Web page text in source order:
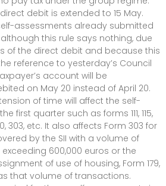
debit is extended to 15 May.
assessments already submitted
this rule says nothing, due
of the direct debit and because this
reference to yesterday’s Council
account will be
on May 20 instead of April 20.
of time will affect the self-
first quarter such as forms 111, 115,
210, 303, etc. It also affects Form 303 for
by the SII with a volume of
600,000 euros or the
of use of housing, Form 179,
that volume of transactions.